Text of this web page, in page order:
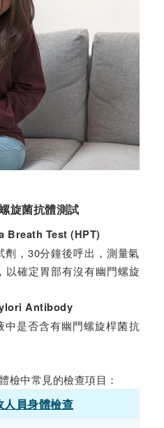
旋菌抗體測試
Breath Test (HPT)
劑，30分鐘後呼出，測量氣
以確定胃部有沒有幽門螺旋
Antibody
中是否含有幽門螺旋桿菌抗
檢中常見的檢查項目：
人員身體檢查